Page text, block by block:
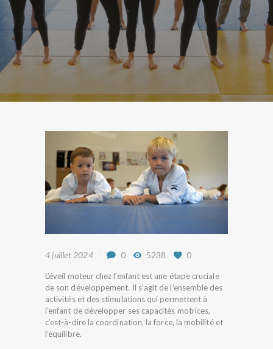
4 juillet 2024 0 5238 0
L’éveil moteur chez l’enfant est une étape cruciale
de son développement. Il s’agit de l’ensemble des
activités et des stimulations qui permettent à
l’enfant de développer ses capacités motrices,
c’est-à-dire la coordination, la force, la mobilité et
l’équilibre.